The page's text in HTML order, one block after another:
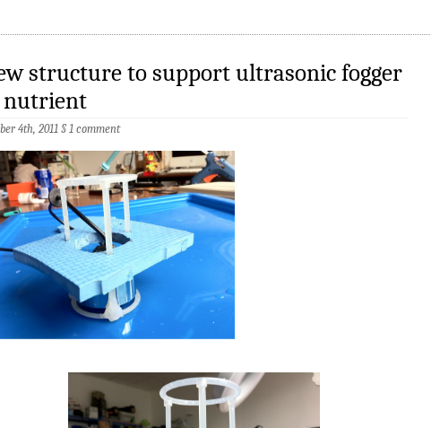
structure to support ultrasonic fogger
4th, 2011§1 comment